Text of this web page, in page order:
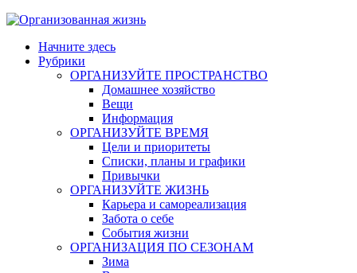
Начните здесь
Рубрики
ОРГАНИЗУЙТЕ ПРОСТРАНСТВО
Домашнее хозяйство
Вещи
Информация
ОРГАНИЗУЙТЕ ВРЕМЯ
Цели и приоритеты
Списки, планы и графики
Привычки
ОРГАНИЗУЙТЕ ЖИЗНЬ
Карьера и самореализация
Забота о себе
События жизни
ОРГАНИЗАЦИЯ ПО СЕЗОНАМ
Зима